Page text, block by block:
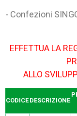
- Confezioni
EFFETTUA LA
ALLO
CODICEDESCRIZIONE